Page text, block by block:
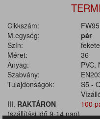
Cikkszám:
M.egység:
pár
Szín:
fekete
Méret:
36
Anyag:
PVC,
Szabvány:
Tulajdonságok:
S5 -
III. RAKTÁRON
(szállítási idő 9-14 nap)
100